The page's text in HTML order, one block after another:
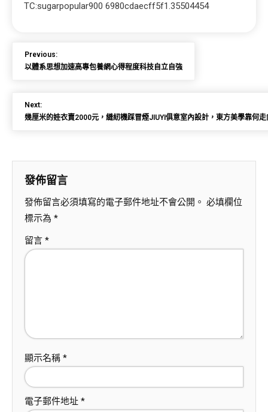
TC:sugarpopular900 6980cdaecff5f1.35504454
Previous:
以體系思想加速高專包養網心得程度科技自立自強
Next:
幾厘米的娃衣賣2000元，縫紉機踩冒煙JIUYI俱意室內設計，東方美學靠何
發佈留言
發佈留言必須填寫的電子郵件地址不會公開。 必填欄位
標示為 *
留言 *
顯示名稱 *
電子郵件地址 *